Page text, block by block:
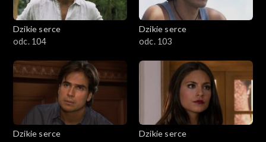
Dzikie serce
odc. 104
Dzikie serce
odc. 103
Dzikie serce
Dzikie serce